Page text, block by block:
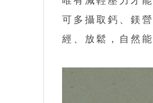
可多攝取鈣、鎂
經、放鬆，自然